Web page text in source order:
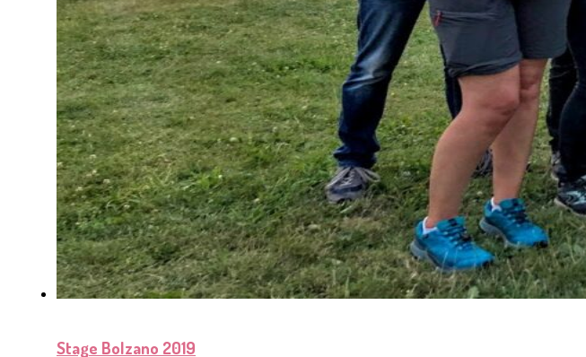
Stage Bolzano 2019